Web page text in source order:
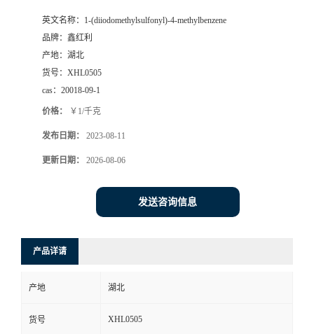
英文名称： 1-(diiodomethylsulfonyl)-4-methylbenzene
品牌： 鑫红利
产地： 湖北
货号： XHL0505
cas： 20018-09-1
价格： ￥1/千克
发布日期： 2023-08-11
更新日期： 2026-08-06
发送咨询信息
产品详请
产地 湖北
货号 XHL0505